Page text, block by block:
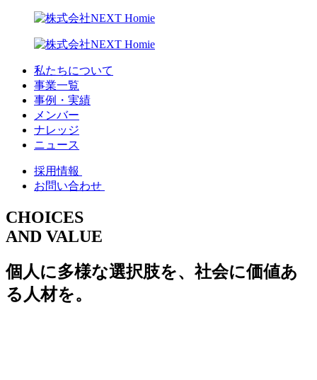
私たちについて
事業一覧
事例・実績
メンバー
ナレッジ
ニュース
採用情報
お問い合わせ
CHOICES
AND VALUE
個人に多様な選択肢を、社会に価値あ
る人材を。